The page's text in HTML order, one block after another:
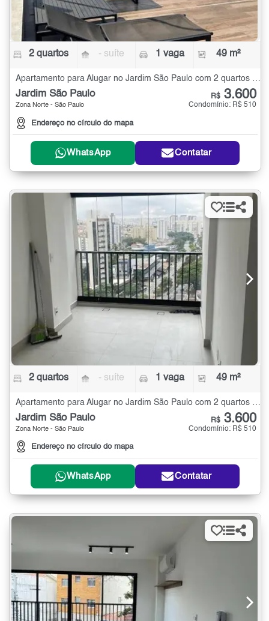
2 quartos - suíte 1 vaga 49 m²
Apartamento para Alugar no Jardim São Paulo com 2 quartos - 49 m²
Jardim São Paulo
Zona Norte - São Paulo
Endereço no círculo do mapa
R$ 3.600
Condomínio: R$ 510
WhatsApp Contatar
2 quartos - suíte 1 vaga 49 m²
Jardim São Paulo
Zona Norte - São Paulo
Endereço no círculo do mapa
R$ 3.600
Condomínio: R$ 510
WhatsApp Contatar